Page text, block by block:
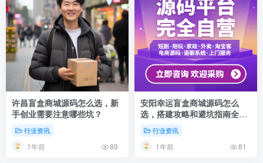
许昌盲盒商城源码怎么选，新
手创业需要注意哪些坑？
行业资讯
1年前 89
安阳幸运盲盒商城源码怎么
选，搭建攻略和避坑指南全解
析
行业资讯
1年前 81